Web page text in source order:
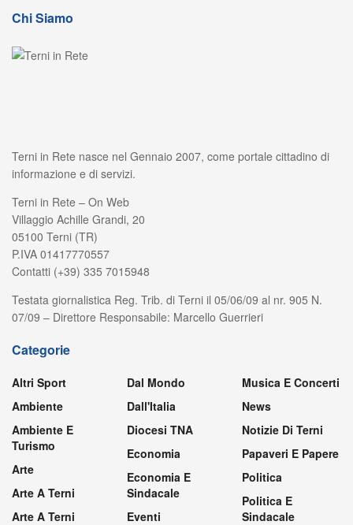
Chi Siamo
Terni in Rete nasce nel Gennaio 2007, come portale cittadino di
informazione e di servizi.
Terni in Rete – On Web
Villaggio Achille Grandi, 20
05100 Terni (TR)
P.IVA 01417770557
Contatti (+39) 335 7015948
Testata giornalistica Reg. Trib. di Terni il 05/06/09 al nr. 905 N.
07/09 – Direttore Responsabile: Marcello Guerrieri
Categorie
Altri Sport
Ambiente
Ambiente E
Turismo
Arte
Arte A Terni
Arte A Terni
Dal Mondo
Dall'Italia
Diocesi TNA
Economia
Economia E
Sindacale
Eventi
Musica E Concerti
News
Notizie Di Terni
Papaveri E Papere
Politica
Politica E
Sindacale